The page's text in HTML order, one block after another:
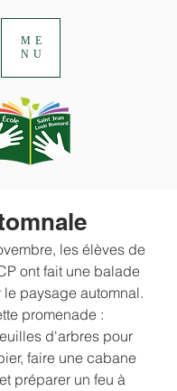
ME
NU
les élèves de
ont fait une balade
paysage automnal.
promenade :
d'arbres pour
faire une cabane
préparer un feu à